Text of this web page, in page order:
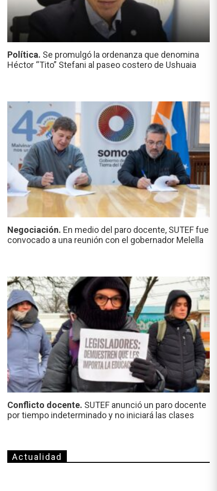
Política. Se promulgó la ordenanza que denomina
Héctor “Tito” Stefani al paseo costero de Ushuaia
Negociación. En medio del paro docente, SUTEF fue
convocado a una reunión con el gobernador Melella
Conflicto docente. SUTEF anunció un paro docente
por tiempo indeterminado y no iniciará las clases
Actualidad